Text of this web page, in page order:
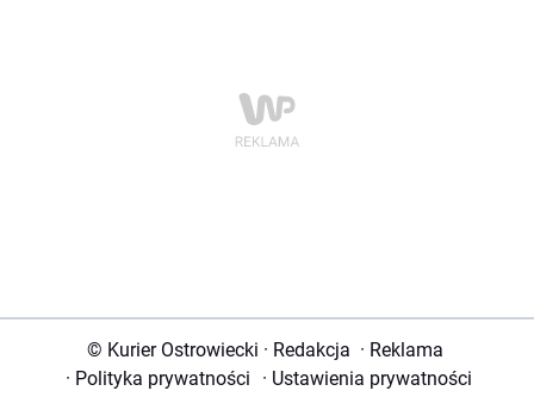
© Kurier Ostrowiecki · Redakcja · Reklama
· Polityka prywatności · Ustawienia prywatności